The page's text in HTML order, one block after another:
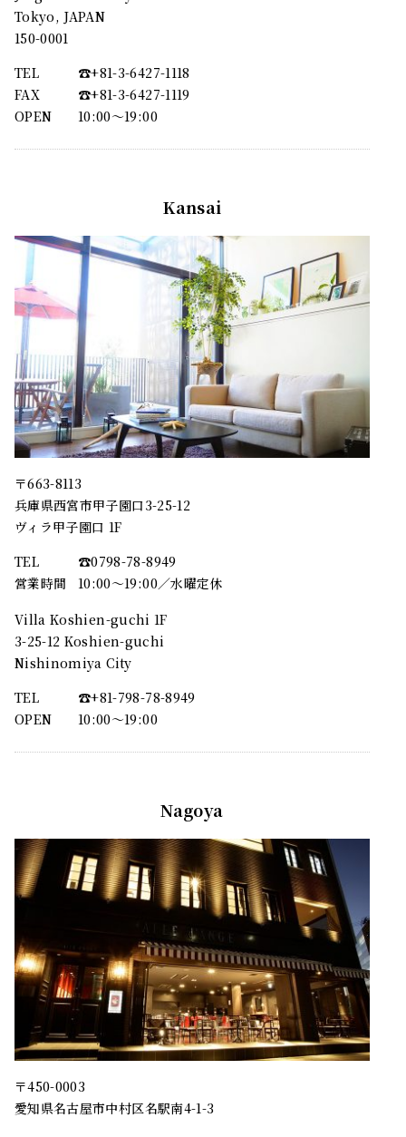
Tokyo, JAPAN
150-0001
TEL
☎︎+81-3-6427-1118
FAX
☎︎+81-3-6427-1119
OPEN
10:00〜19:00
Kansai
〒663-8113
兵庫県西宮市甲子園口3-25-12
ヴィラ甲子園口 1F
TEL
☎︎0798-78-8949
営業時間
10:00～19:00／水曜定休
Villa Koshien-guchi 1F
3-25-12 Koshien-guchi
Nishinomiya City
TEL
☎︎+81-798-78-8949
OPEN
10:00〜19:00
Nagoya
〒450-0003
愛知県名古屋市中村区名駅南4-1-3